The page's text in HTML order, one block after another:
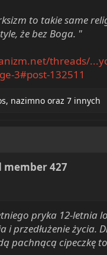
to takie same
że bez Boga. "
threads/
3#post-132511
, nazimno oraz 7 innych
member 427
pryka 12-letnia
i przedłużenie życia.
pachnącą cipeczkę